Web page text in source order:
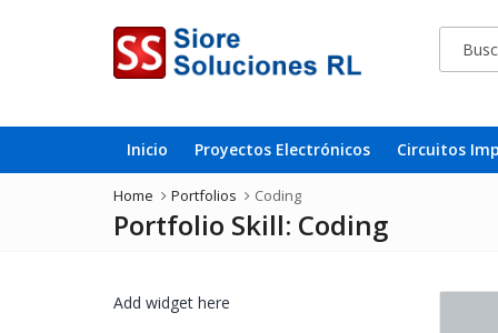
Inicio Proyectos Electrónicos Circuitos
Home Portfolios Coding
Portfolio Skill: Coding
Add widget here